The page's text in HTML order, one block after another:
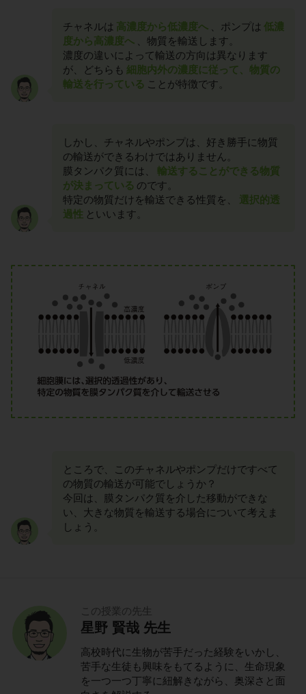
チャネルは 高濃度から低濃度へ 、ポンプは 低濃
度から高濃度へ 、物質を輸送します。
濃度の違いによって輸送の方向は異なります
が、どちらも 細胞内外の濃度に従って、物質の
輸送を行っている ことが特徴です。
しかし、チャネルやポンプは、好き勝手に物質
の輸送ができるわけではありません。
膜タンパク質には、
輸送することができる物質
が決まっている のです。
特定の物質だけを輸送できる性質を、
選択的透
過性 といいます。
ところで、このチャネルやポンプだけですべて
の物質の輸送が可能でしょうか？
今回は、膜タンパク質を介した移動ができな
い、大きな物質を輸送する場合について考えま
しょう。
この授業の先生
星野 賢哉 先生
高校時代に生物が苦手だった経験をいかし、
苦手な生徒も興味をもてるように、生命現象
を一つ一つ丁寧に紐解きながら、奥深さと面